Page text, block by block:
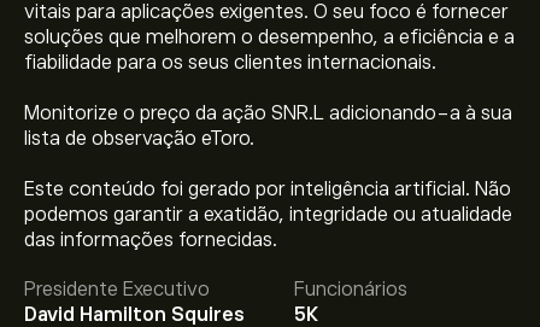
vitais para aplicações exigentes. O seu foco é fornecer
soluções que melhorem o desempenho, a eficiência e a
fiabilidade para os seus clientes internacionais.
Monitorize o preço da ação SNR.L adicionando-a à sua
lista de observação eToro.
Este conteúdo foi gerado por inteligência artificial. Não
podemos garantir a exatidão, integridade ou atualidade
das informações fornecidas.
Presidente Executivo
David Hamilton Squires
Funcionários
5K
O preço atual da SNR.L é 292.00‎p‎.
O preço médio alvo para Senior PLC é 292.00‎p‎.